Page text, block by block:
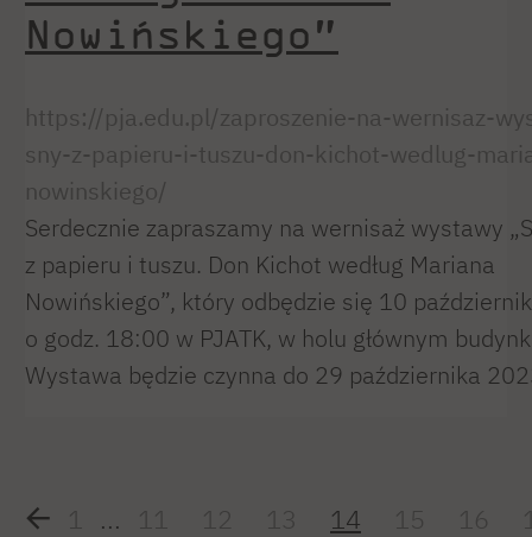
Nowińskiego”
https://pja.edu.pl/zaproszenie-na-wernisaz-
sny-z-papieru-i-tuszu-don-kichot-wedlug-
nowinskiego/
Serdecznie zapraszamy na wernisaż wystawy
z papieru i tuszu. Don Kichot według Mariana
Nowińskiego”, który odbędzie się 10
o godz. 18:00 w PJATK, w holu głównym
Wystawa będzie czynna do 29 października
1 ... 11 12 13 14 15 16